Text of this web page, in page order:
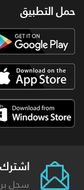
حمل التطبيق
اشترك
سجل